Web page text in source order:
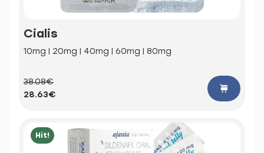
Cialis
10mg | 20mg | 40mg | 60mg | 80mg
38.08€
28.63€
Hit!